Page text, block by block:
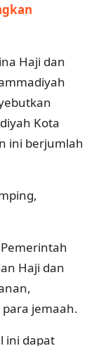
Haji dan
Kota
ini berjumlah
Haji dan
jemaah.
ini dapat